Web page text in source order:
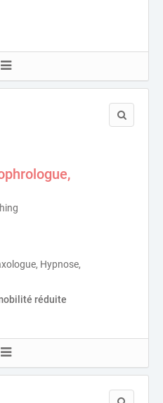
Hypnose,
réduite